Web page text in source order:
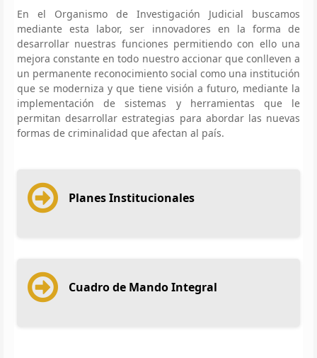
En el Organismo de Investigación Judicial buscamos
mediante esta labor, ser innovadores en la forma de
desarrollar nuestras funciones permitiendo con ello una
mejora constante en todo nuestro accionar que conlleven a
un permanente reconocimiento social como una institución
que se moderniza y que tiene visión a futuro, mediante la
implementación de sistemas y herramientas que le
permitan desarrollar estrategias para abordar las nuevas
formas de criminalidad que afectan al país.
Planes Institucionales
Cuadro de Mando Integral